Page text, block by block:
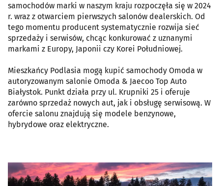
samochodów marki w naszym kraju rozpoczęła się w 2024
r. wraz z otwarciem pierwszych salonów dealerskich. Od
tego momentu producent systematycznie rozwija sieć
sprzedaży i serwisów, chcąc konkurować z uznanymi
markami z Europy, Japonii czy Korei Południowej.
Mieszkańcy Podlasia mogą kupić samochody Omoda w
autoryzowanym salonie Omoda & Jaecoo Top Auto
Białystok. Punkt działa przy ul. Krupniki 25 i oferuje
zarówno sprzedaż nowych aut, jak i obsługę serwisową. W
ofercie salonu znajdują się modele benzynowe,
hybrydowe oraz elektryczne.